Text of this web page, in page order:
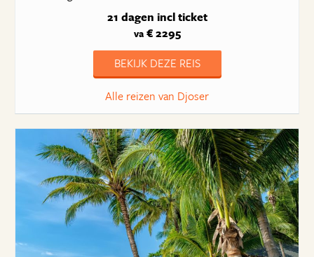
21 dagen incl ticket
va€ 2295
BEKIJK DEZE REIS
Alle reizen van Djoser